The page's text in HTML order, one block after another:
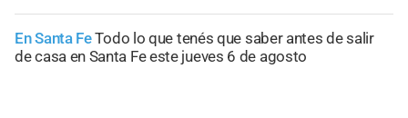
En Santa FeTodo lo que tenés que saber antes de salir
de casa en Santa Fe este jueves 6 de agosto